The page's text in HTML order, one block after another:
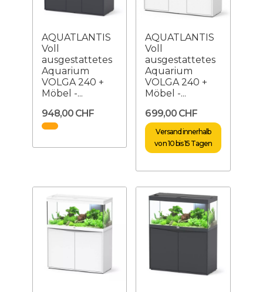
AQUATLANTIS
Voll
ausgestattetes
Aquarium
VOLGA 240 +
Möbel -...
948,00 CHF
AQUATLANTIS
Voll
ausgestattetes
Aquarium
VOLGA 240 +
Möbel -...
699,00 CHF
Versand innerhalb
von 10 bis 15 Tagen